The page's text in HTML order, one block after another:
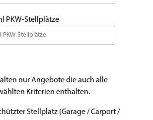
PKW-Stellplätze
nur Angebote die auch alle
Kriterien enthalten.
Stellplatz (Garage / Carport /